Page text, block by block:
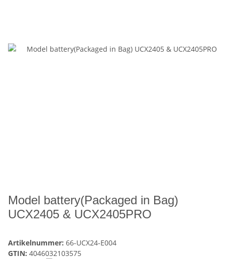
Model battery(Packaged in Bag)
UCX2405 & UCX2405PRO
Artikelnummer: 66-UCX24-E004
GTIN: 4046032103575